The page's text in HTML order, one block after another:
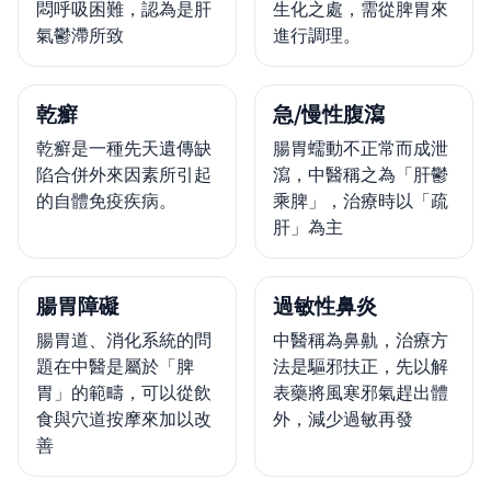
悶呼吸困難，認為是肝
氣鬱滯所致
生化之處，需從脾胃來
進行調理。
乾癬
乾癬是一種先天遺傳缺
陷合併外來因素所引起
的自體免疫疾病。
急/慢性腹瀉
腸胃蠕動不正常而成泄
瀉，中醫稱之為「肝鬱
乘脾」，治療時以「疏
肝」為主
腸胃障礙
腸胃道、消化系統的問
題在中醫是屬於「脾
胃」的範疇，可以從飲
食與穴道按摩來加以改
善
過敏性鼻炎
中醫稱為鼻鼽，治療方
法是驅邪扶正，先以解
表藥將風寒邪氣趕出體
外，減少過敏再發